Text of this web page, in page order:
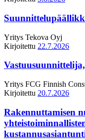
Yritys Tekova Oyj
Kirjoitettu 22.7.2026
Yritys FCG Finnish
Kirjoitettu 20.7.2026
Rakennuttamisen